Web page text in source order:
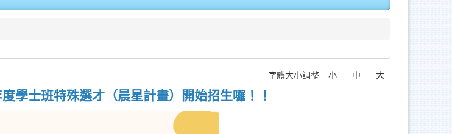
字體大小調整 小 中 大
學士班特殊選才（晨星計畫）開始招生囉！！